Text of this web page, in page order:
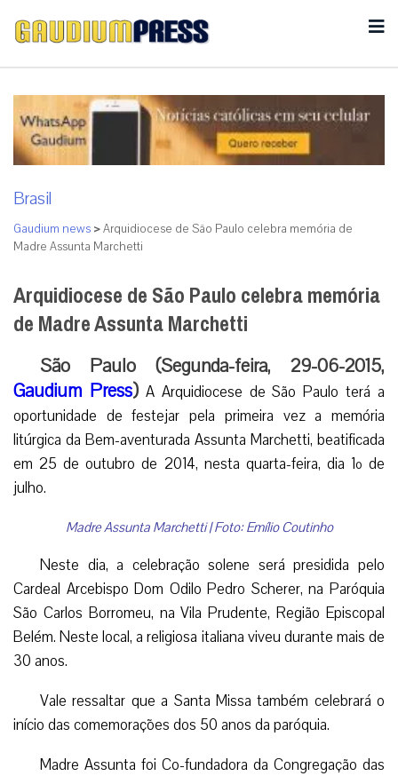
Brasil
Gaudium news >Arquidiocese de São Paulo celebra memória de
Madre Assunta Marchetti
Arquidiocese de São Paulo celebra memória
de Madre Assunta Marchetti
São Paulo (Segunda-feira, 29-06-2015,
Gaudium Press)A Arquidiocese de São Paulo terá a
oportunidade de festejar pela primeira vez a memória
litúrgica da Bem-aventurada Assunta Marchetti, beatificada
em 25 de outubro de 2014, nesta quarta-feira, dia 1º de
julho.
Madre Assunta Marchetti | Foto: Emílio Coutinho
Neste dia, a celebração solene será presidida pelo
Cardeal Arcebispo Dom Odilo Pedro Scherer, na Paróquia
São Carlos Borromeu, na Vila Prudente, Região Episcopal
Belém. Neste local, a religiosa italiana viveu durante mais de
30 anos.
Vale ressaltar que a Santa Missa também celebrará o
início das comemorações dos 50 anos da paróquia.
Madre Assunta foi Co-fundadora da Congregação das